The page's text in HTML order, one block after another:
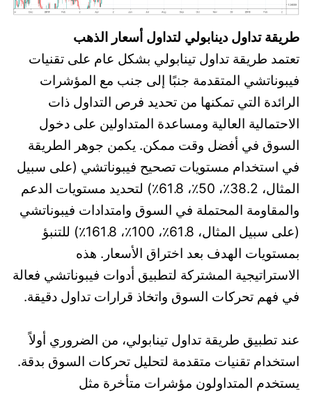
طريقة تداول دينابولي لتداول أسعار الذهب
تعتمد طريقة تداول تينابولي بشكل عام على تقنيات
فيبوناتشي المتقدمة جنبًا إلى جنب مع المؤشرات
الرائدة التي تمكنها من تحديد فرص التداول ذات
الاحتمالية العالية ومساعدة المتداولين على دخول
السوق في أفضل وقت ممكن. يكمن جوهر الطريقة
في استخدام مستويات تصحيح فيبوناتشي (على سبيل
المثال، 38.2٪، 50٪، 61.8٪) لتحديد مستويات الدعم
والمقاومة المحتملة في السوق وامتدادات فيبوناتشي
(على سبيل المثال، 61.8٪، 100٪، 161.8٪) للتنبؤ
بمستويات الهدف بعد اختراق الأسعار. هذه
الاستراتيجية المشتركة لتطبيق أدوات فيبوناتشي فعالة
في فهم تحركات السوق واتخاذ قرارات تداول دقيقة.
عند تطبيق طريقة تداول تينابولي، من الضروري أولاً
استخدام تقنيات متقدمة لتحليل تحركات السوق بدقة.
يستخدم المتداولون مؤشرات متأخرة مثل